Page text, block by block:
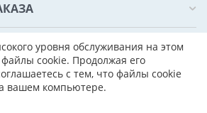
Плаза. На базеCS-Cart - Платформа для
уровня обслуживания на этом
cookie. Продолжая его
с тем, что файлы cookie
вашем компьютере.